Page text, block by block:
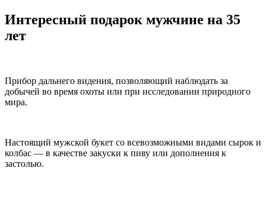
Интересный подарок мужчине на 35
лет
Прибор дальнего видения, позволяющий наблюдать за
добычей во время охоты или при исследовании природного
мира.
Настоящий мужской букет со всевозможными видами сырок и
колбас — в качестве закуски к пиву или дополнения к
застолью.